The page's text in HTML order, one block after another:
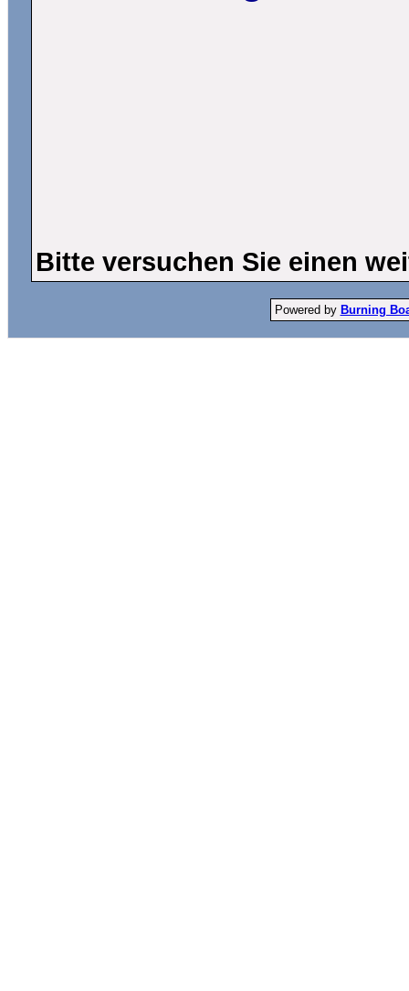
Bitte versuchen Sie einen
Powered by Burning